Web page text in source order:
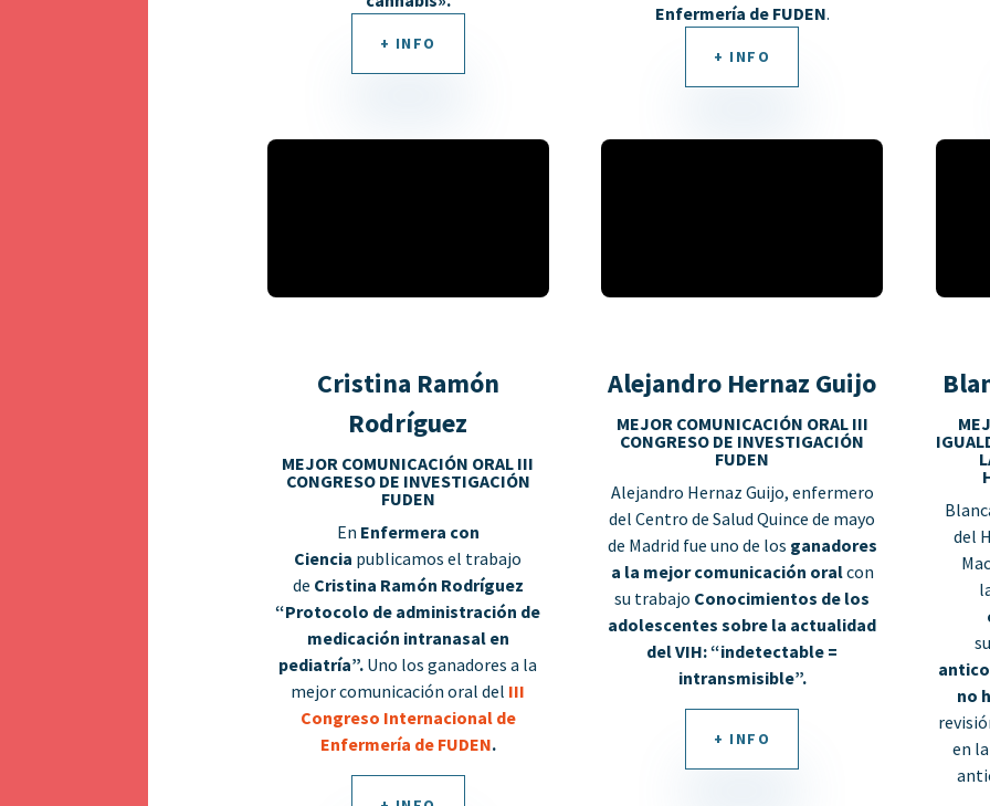
+ INFO
Enfermería de FUDEN.
+ INFO
Cristina Ramón
Rodríguez
MEJOR COMUNICACIÓN ORAL III
CONGRESO DE INVESTIGACIÓN
FUDEN
En Enfermera con
Ciencia publicamos el trabajo
de Cristina Ramón Rodríguez
“Protocolo de administración de
medicación intranasal en
pediatría”. Uno los ganadores a la
mejor comunicación oral del III
Congreso Internacional de
Enfermería de FUDEN.
Alejandro Hernaz Guijo
MEJOR COMUNICACIÓN ORAL III
CONGRESO DE INVESTIGACIÓN
FUDEN
Alejandro Hernaz Guijo, enfermero
del Centro de Salud Quince de mayo
de Madrid fue uno de los ganadores
a la mejor comunicación oralcon
su trabajo Conocimientos de los
adolescentes sobre la actualidad
del VIH: “indetectable =
intransmisible”.
+ INFO
del
no
en